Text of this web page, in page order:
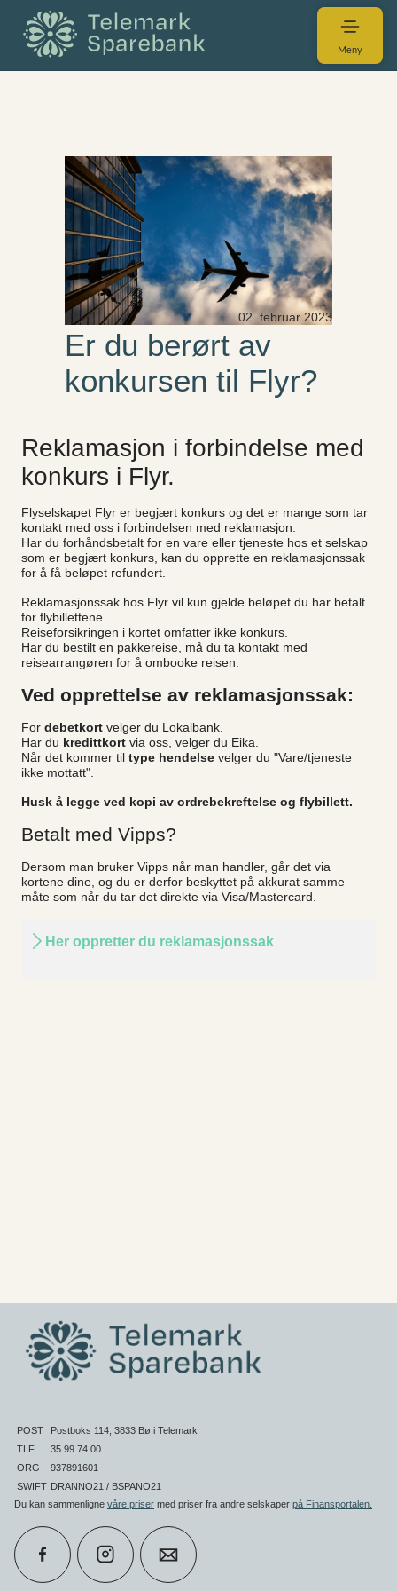
Meny
Er du berørt av
konkursen til Flyr?
02. februar 2023
Reklamasjon i forbindelse med
konkurs i Flyr.
Flyselskapet Flyr er begjært konkurs og det er mange som tar
kontakt med oss i forbindelsen med reklamasjon.
Har du forhåndsbetalt for en vare eller tjeneste hos et selskap
som er begjært konkurs, kan du opprette en reklamasjonssak
for å få beløpet refundert.
Reklamasjonssak hos Flyr vil kun gjelde beløpet du har betalt
for flybillettene.
Reiseforsikringen i kortet omfatter ikke konkurs.
Har du bestilt en pakkereise, må du ta kontakt med
reisearrangøren for å ombooke reisen.
Ved opprettelse av reklamasjonssak:
For debetkort velger du Lokalbank.
Har du kredittkort via oss, velger du Eika.
Når det kommer til type hendelse velger du "Vare/tjeneste
ikke mottatt".
Husk å legge ved kopi av ordrebekreftelse og flybillett.
Betalt med Vipps?
Dersom man bruker Vipps når man handler, går det via
kortene dine, og du er derfor beskyttet på akkurat samme
måte som når du tar det direkte via Visa/Mastercard.
Her oppretter du reklamasjonssak
POST
Postboks 114, 3833 Bø i Telemark
TLF
35 99 74 00
ORG
937891601
SWIFT DRANNO21 / BSPANO21
Du kan sammenligne våre priser med priser fra andre selskaper på Finansportalen